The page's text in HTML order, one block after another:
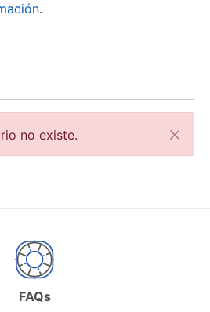
.
Cerrar
no existe.
FAQs